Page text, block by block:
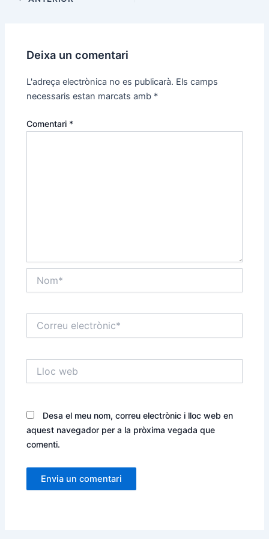
Deixa un comentari
L'adreça electrònica no es publicarà. Els camps
necessaris estan marcats amb *
Comentari *
electrònic*
web
Desa el meu nom, correu electrònic i lloc web en
aquest navegador per a la pròxima vegada que
comenti.